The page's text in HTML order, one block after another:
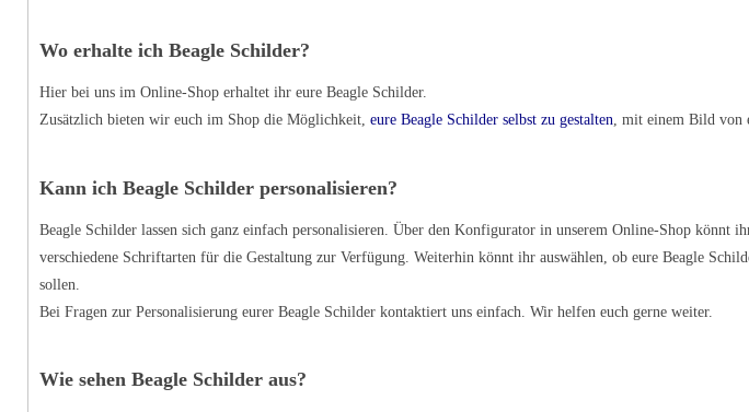
Wo erhalte ich Beagle Schilder?
Hier bei uns im Online-Shop erhaltet ihr eure Beagle Schilder.
Zusätzlich bieten wir euch im Shop die Möglichkeit, eure Beagle Schilder selbst zu gestalten , mit einem Bild von
Kann ich Beagle Schilder personalisieren?
Beagle Schilder lassen sich ganz einfach personalisieren. Über den Konfigurator in unserem Online-Shop
verschiedene Schriftarten für die Gestaltung zur Verfügung. Weiterhin könnt ihr auswählen, ob eure Beagle
sollen.
Bei Fragen zur Personalisierung eurer Beagle Schilder kontaktiert uns einfach. Wir helfen euch gerne weiter.
Wie sehen Beagle Schilder aus?